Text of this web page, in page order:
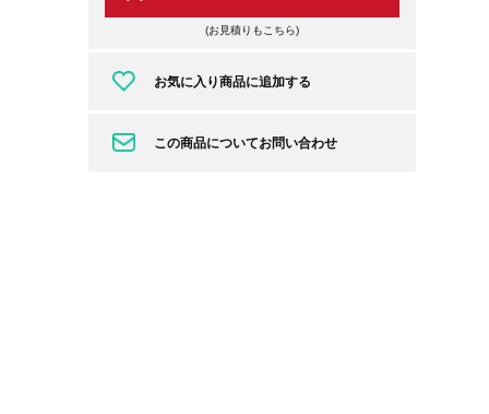
(お見積りもこちら)
お気に入り商品に追加する
この商品についてお問い合わせ